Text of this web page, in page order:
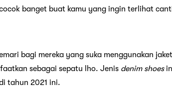
banget buat kamu yang ingin terlihat
bagi mereka yang suka menggunakan
sebagai sepatu lho. Jenis denim shoes
tahun 2021 ini.